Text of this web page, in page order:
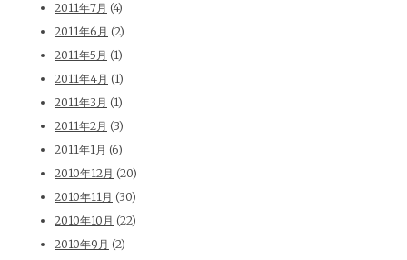
2011年7月 (4)
2011年6月 (2)
2011年5月 (1)
2011年4月 (1)
2011年3月 (1)
2011年2月 (3)
2011年1月 (6)
2010年12月 (20)
2010年11月 (30)
2010年10月 (22)
2010年9月 (2)